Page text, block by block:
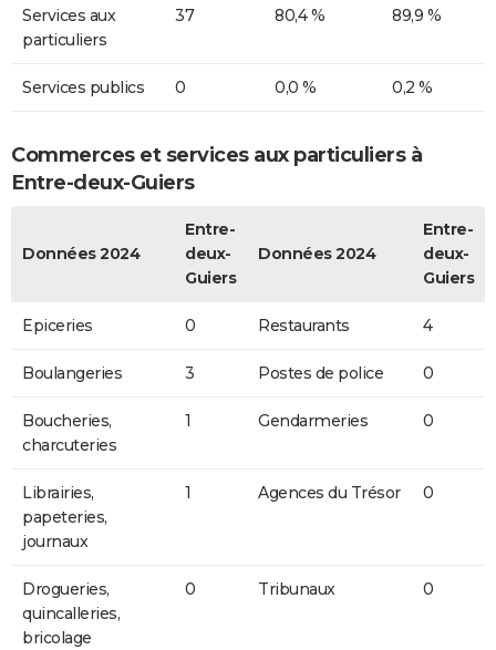
Services aux
particuliers
37 80,4 % 89,9 %
Services publics 0 0,0 % 0,2 %
Commerces et services aux particuliers à
Entre-deux-Guiers
Données 2024
Entre-
deux-
Guiers
Données 2024
Entre-
deux-
Guiers
Epiceries 0 Restaurants 4
Boulangeries 3 Postes de police 0
Boucheries,
charcuteries
1 Gendarmeries 0
Librairies,
papeteries,
journaux
1 Agences du Trésor 0
Drogueries,
quincalleries,
bricolage
0 Tribunaux 0